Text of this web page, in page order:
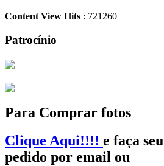
Content View Hits : 721260
Patrocínio
Para Comprar fotos
Clique Aqui!!!! e faça seu
pedido por email ou